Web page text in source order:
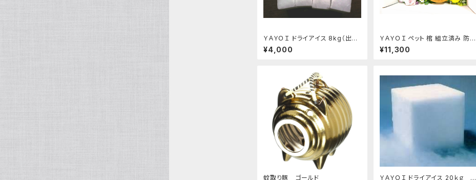
ＹＡＹＯＩ ドライアイス 8kg（出荷
時9kg弱）
¥4,000
ＹＡＹＯＩ ペット 棺 組立済み 防水
シート ドライアイス 10kg付セット
冷凍便 S～M 小型犬 猫 うさぎ用
¥11,300
蚊取り豚 ゴールド ＹＡＹＯＩ ドライアイス 20ｋｇ お